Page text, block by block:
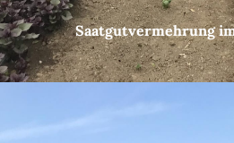
Saatgutvermehrung